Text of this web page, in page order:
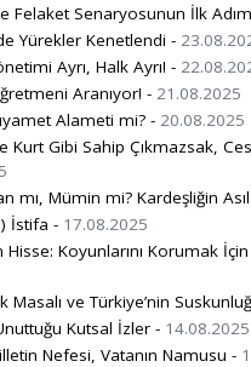
Felaket Senaryosunun İlk
Yürekler Kenetlendi -
Ayrı, Halk Ayrı! -
Aranıyor! - 21.08.2025
Alameti mi? - 20.08.2025
Kurt Gibi Sahip Çıkmazsak,
mı, Mümin mi? Kardeşliğin
İstifa - 17.08.2025
Hisse: Koyunlarını Korumak
Masalı ve Türkiye’nin
Kutsal İzler - 14.08.2025
Nefesi, Vatanın Namusu -